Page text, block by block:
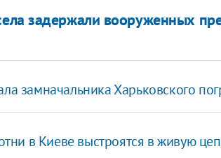
задержали вооруженных
замначальника Харьковского
в Киеве выстроятся в живую